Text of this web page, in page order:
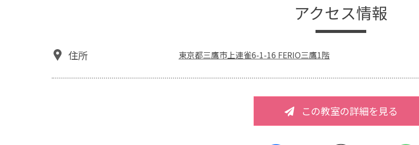
アクセス情報
住所 東京都三鷹市上連雀6-1-16 FERIO三鷹1階
この教室の詳細を見る